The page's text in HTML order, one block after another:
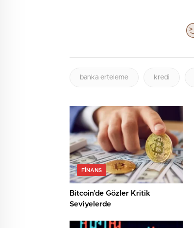
banka erteleme kredi
FINANS
Bitcoin’de Gözler Kritik
Seviyelerde